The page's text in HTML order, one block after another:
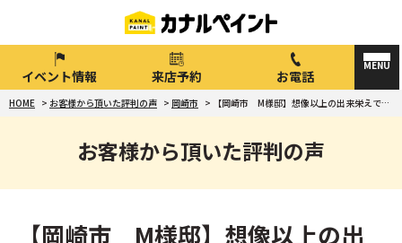
イベント情報 来店予約 お電話
HOME > お客様から頂いた評判の声 > 岡崎市 > 【岡崎市 M様邸】想像以上の出来栄えでした！
お客様から頂いた評判の声
【岡崎市 M様邸】想像以上の出